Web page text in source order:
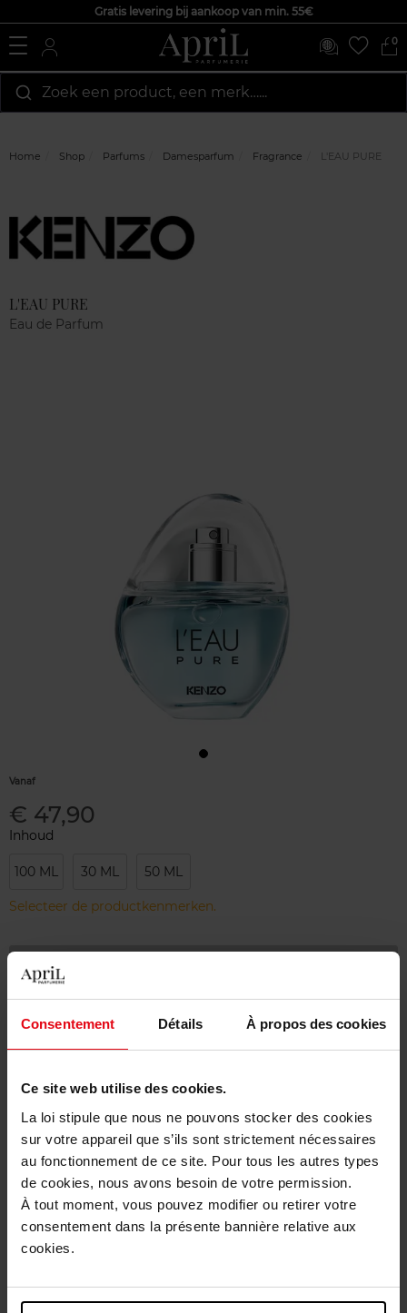
Consentement Détails À propos des cookies
Ce site web utilise des cookies.
La loi stipule que nous ne pouvons stocker des cookies
sur votre appareil que s’ils sont strictement nécessaires
au fonctionnement de ce site. Pour tous les autres types
de cookies, nous avons besoin de votre permission.
À tout moment, vous pouvez modifier ou retirer votre
consentement dans la présente bannière relative aux
cookies.
Gratis levering bij aankoop van min. 55€
0
Zoek een product, een merk…...
Home Shop Parfums Damesparfum Fragrance L'EAU PURE
L'EAU PURE
Eau de Parfum
Vanaf
€ 47,90
Inhoud
100 ML 30 ML 50 ML
Selecteer de productkenmerken.
Gratis levering bij aankoop van min. 55€
Gratis retour in je winkelpunt
Beschrijving
Gebruiksadvies